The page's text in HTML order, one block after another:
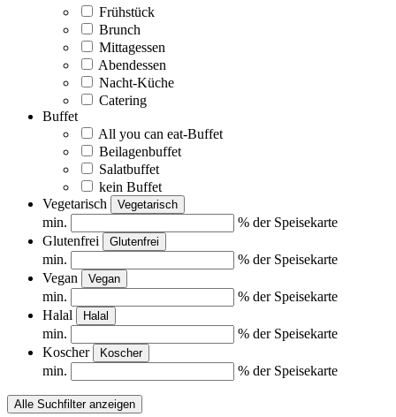
Frühstück
Brunch
Mittagessen
Abendessen
Nacht-Küche
Catering
Buffet
All you can eat-Buffet
Beilagenbuffet
Salatbuffet
kein Buffet
Vegetarisch
Vegetarisch
min.
% der Speisekarte
Glutenfrei
Glutenfrei
min.
% der Speisekarte
Vegan
Vegan
min.
% der Speisekarte
Halal
Halal
min.
% der Speisekarte
Koscher
Koscher
min. % der Speisekarte
Alle Suchfilter anzeigen